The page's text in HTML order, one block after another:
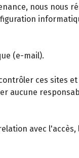
nous nous
(e-mail).
ces sites
aucune
avec